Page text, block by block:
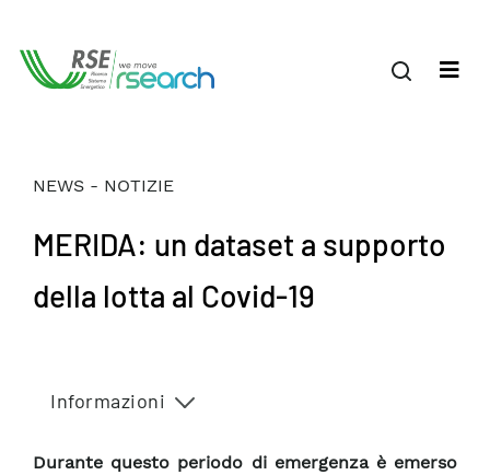
NEWS - NOTIZIE
MERIDA: un dataset a supporto
della lotta al Covid-19
Informazioni
Durante questo periodo di emergenza è emerso